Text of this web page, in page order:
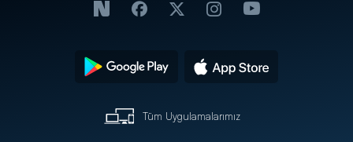
Tüm Uygulamalarımız